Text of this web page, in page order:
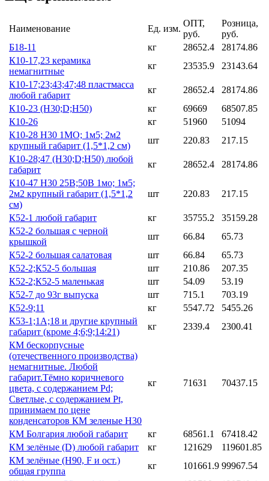
Наименование Ед. изм.
ОПТ,
руб.
Розница,
руб.
Б18-11
кг 28652.4
28174.86
К10-17,23 керамика
немагнитные
кг 23535.9
23143.64
К10-17;23;43;47;48 пластмасса
любой габарит
кг 28652.4
28174.86
К10-23 (Н30;D;Н50)
кг 69669
68507.85
К10-26
кг 51960
51094
К10-28 Н30 1МО; 1м5; 2м2
крупный габарит (1,5*1,2 см)
шт 220.83
217.15
К10-28;47 (Н30;D;Н50) любой
габарит
кг 28652.4
28174.86
К10-47 Н30 25В;50В 1мо; 1м5;
2м2 крупный габарит (1,5*1,2
см)
шт 220.83 217.15
К52-1 любой габарит кг 35755.2
35159.28
К52-2 большая с черной
крышкой
шт 66.84
65.73
К52-2 большая салатовая
шт 66.84
65.73
К52-2;К52-5 большая
шт 210.86
207.35
К52-2;К52-5 маленькая
шт 54.09
53.19
К52-7 до 93г выпуска
шт 715.1
703.19
К52-9;11
кг 5547.72
5455.26
К53-1;1А;18 и другие крупный
габарит (кроме 4;6;9;14:21)
кг 2339.4
2300.41
КМ бескорпусные
(отечественного производства)
немагнитные. Любой
габарит.Тёмно коричневого
цвета, с содержанием Pd;
Светлые, с содержанием Pt,
принимаем по цене
конденсаторов КМ зеленые Н30
кг 71631 70437.15
КМ Болгария любой габарит кг 68561.1
67418.42
КМ зелёные (D) любой габарит
кг 121629
119601.85
КМ зелёные (H90, F и ост.)
общая группа
кг 101661.9 99967.54